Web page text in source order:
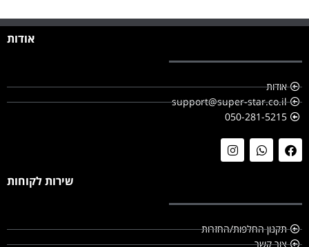
אודות
אודות
support@super-star.co.il
050-281-5215
שירות לקוחות
תקנון החלפות/החזרות
צור קשר